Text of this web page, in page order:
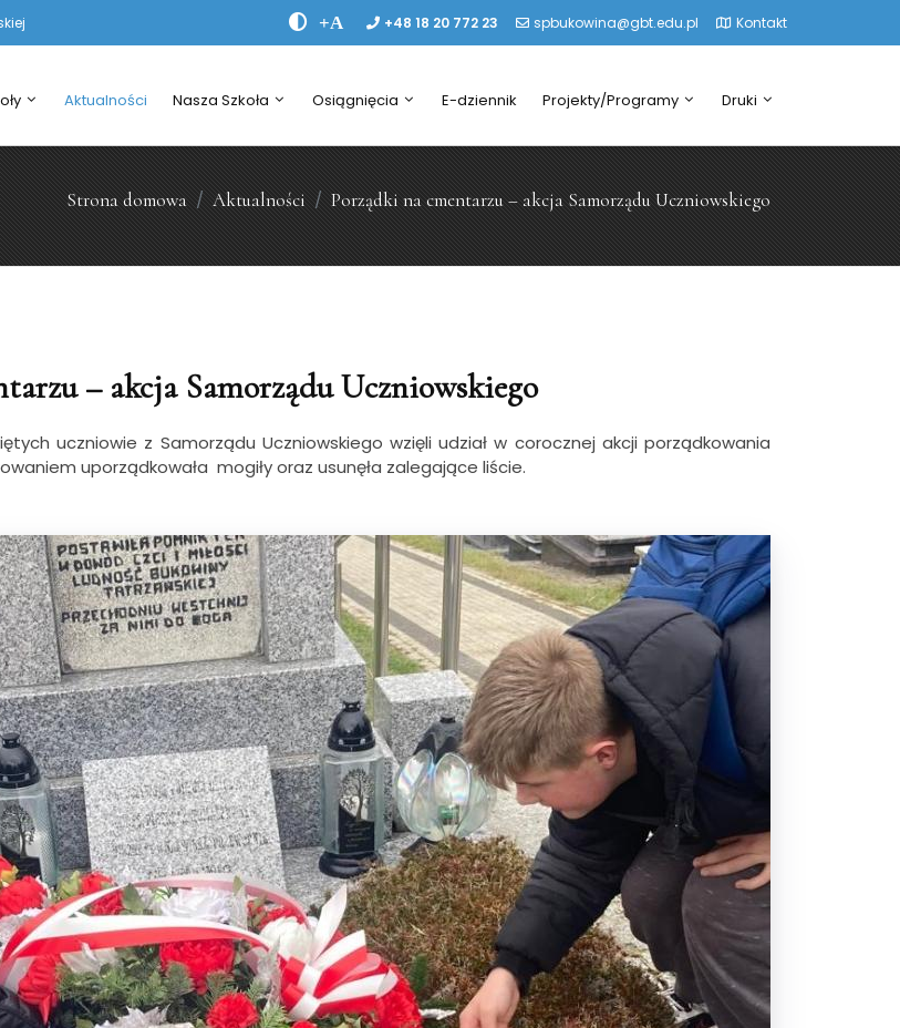
+A +48 18 20 772 23 spbukowina@gbt.edu.pl Kontakt
Aktualności Nasza Szkoła Osiągnięcia E-dziennik Projekty/Programy Druki
Strona domowa Aktualności Porządki na cmentarzu – akcja Samorządu Uczniowskiego
– akcja Samorządu Uczniowskiego
uczniowie z Samorządu Uczniowskiego wzięli udział w corocznej akcji porządkowania
uporządkowała mogiły oraz usunęła zalegające liście.